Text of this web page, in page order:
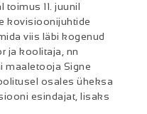
toimus 11. juunil
kovisioonijuhtide
viis läbi kogenud
ja koolitaja, nn
maaletooja Signe
osales üheksa
esindajat, lisaks